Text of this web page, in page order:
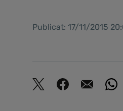
Publicat: 17/11/2015